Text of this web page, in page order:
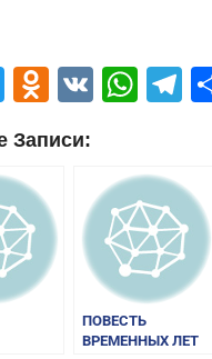
TwitterVK
Записи:
ПОВЕСТЬ
ВРЕМЕННЫХ ЛЕТ